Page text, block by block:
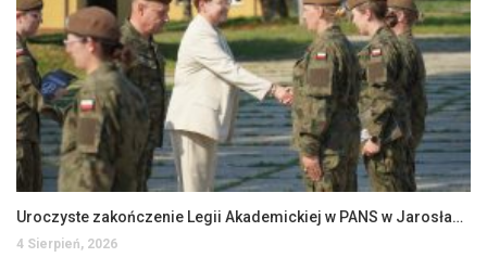
Uroczyste zakończenie Legii Akademickiej w PANS w Jarosławiu
4 Sierpień, 2026